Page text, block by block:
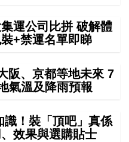
運公司比拼 破解體
+禁運名單即睇
阪、京都等地未來 7
氣溫及降雨預報
識！裝「頂吧」真係
效果與選購貼士